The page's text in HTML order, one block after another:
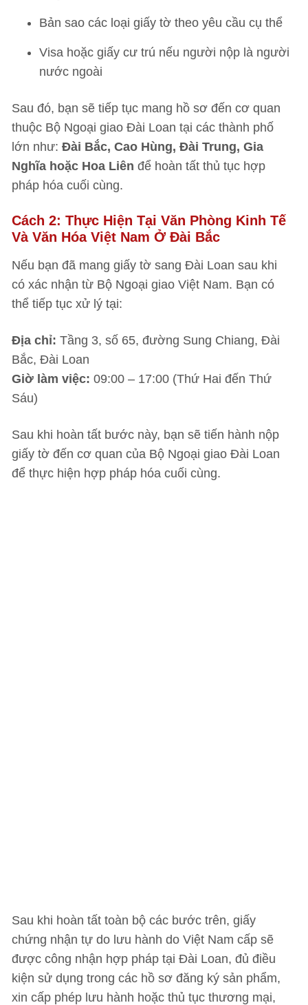
Bản sao các loại giấy tờ theo yêu cầu cụ thể
Visa hoặc giấy cư trú nếu người nộp là người
nước ngoài
Sau đó, bạn sẽ tiếp tục mang hồ sơ đến cơ quan
thuộc Bộ Ngoại giao Đài Loan tại các thành phố
lớn như: Đài Bắc, Cao Hùng, Đài Trung, Gia
Nghĩa hoặc Hoa Liên để hoàn tất thủ tục hợp
pháp hóa cuối cùng.
Cách 2: Thực Hiện Tại Văn Phòng Kinh Tế
Và Văn Hóa Việt Nam Ở Đài Bắc
Nếu bạn đã mang giấy tờ sang Đài Loan sau khi
có xác nhận từ Bộ Ngoại giao Việt Nam. Bạn có
thể tiếp tục xử lý tại:
Địa chỉ: Tầng 3, số 65, đường Sung Chiang, Đài
Bắc, Đài Loan
Giờ làm việc: 09:00 – 17:00 (Thứ Hai đến Thứ
Sáu)
Sau khi hoàn tất bước này, bạn sẽ tiến hành nộp
giấy tờ đến cơ quan của Bộ Ngoại giao Đài Loan
để thực hiện hợp pháp hóa cuối cùng.
Sau khi hoàn tất toàn bộ các bước trên, giấy
chứng nhận tự do lưu hành do Việt Nam cấp sẽ
được công nhận hợp pháp tại Đài Loan, đủ điều
kiện sử dụng trong các hồ sơ đăng ký sản phẩm,
xin cấp phép lưu hành hoặc thủ tục thương mại,